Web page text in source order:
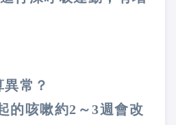
常？
的咳嗽約2～3週會改